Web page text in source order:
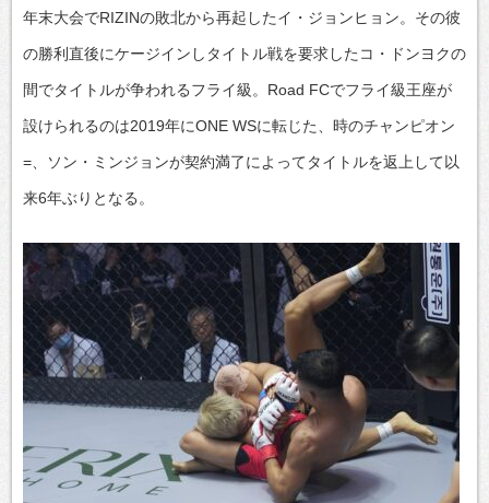
年末大会でRIZINの敗北から再起したイ・ジョンヒョン。その彼
の勝利直後にケージインしタイトル戦を要求したコ・ドンヨクの
間でタイトルが争われるフライ級。Road FCでフライ級王座が
設けられるのは2019年にONE WSに転じた、時のチャンピオン
=、ソン・ミンジョンが契約満了によってタイトルを返上して以
来6年ぶりとなる。